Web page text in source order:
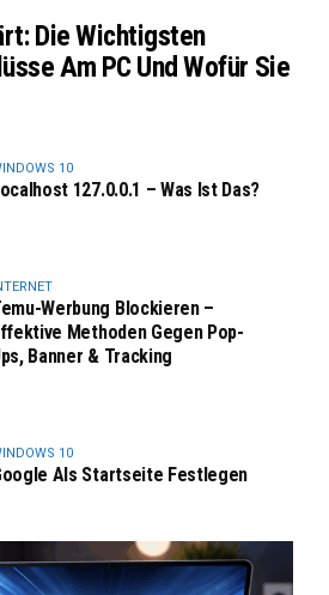
Die Wichtigsten
Am PC Und Wofür Sie
10
127.0.0.1 – Was Ist Das?
Werbung Blockieren –
Methoden Gegen Pop-
Banner & Tracking
10
Als Startseite Festlegen